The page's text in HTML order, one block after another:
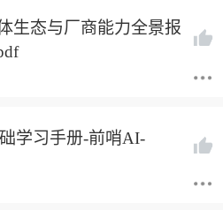
生态与厂商能力全景报
础学习手册-前哨AI-